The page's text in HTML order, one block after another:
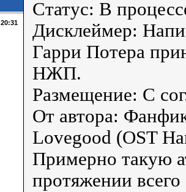
20:31
Статус: В
Дисклеймер:
Гарри Потера
НЖП.
Размещение: С
От автора:
Lovegood (OST
Примерно такую
протяжении